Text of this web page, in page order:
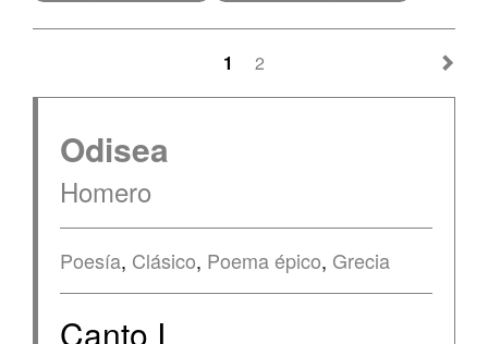
1 2
Odisea
Homero
Poesía, Clásico, Poema épico, Grecia
Canto I